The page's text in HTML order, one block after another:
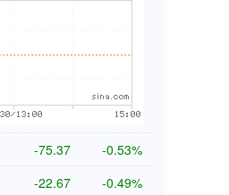
-75.72 -0.54%
-22.61 -0.49%